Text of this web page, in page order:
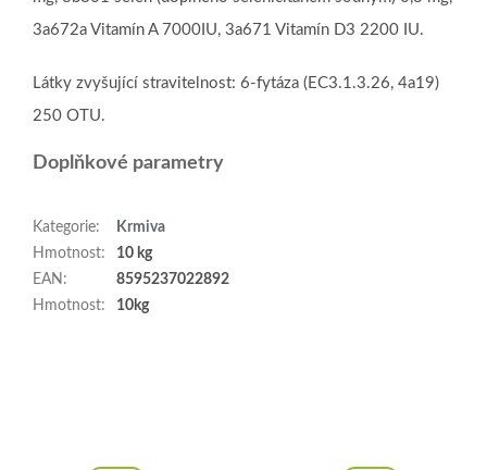
3a672a Vitamín A 7000IU, 3a671 Vitamín D3 2200 IU.
Látky zvyšující stravitelnost: 6-fytáza (EC3.1.3.26, 4a19)
250 OTU.
Doplňkové parametry
Kategorie:
Krmiva
Hmotnost:
10 kg
EAN :
8595237022892
Hmotnost: 10kg